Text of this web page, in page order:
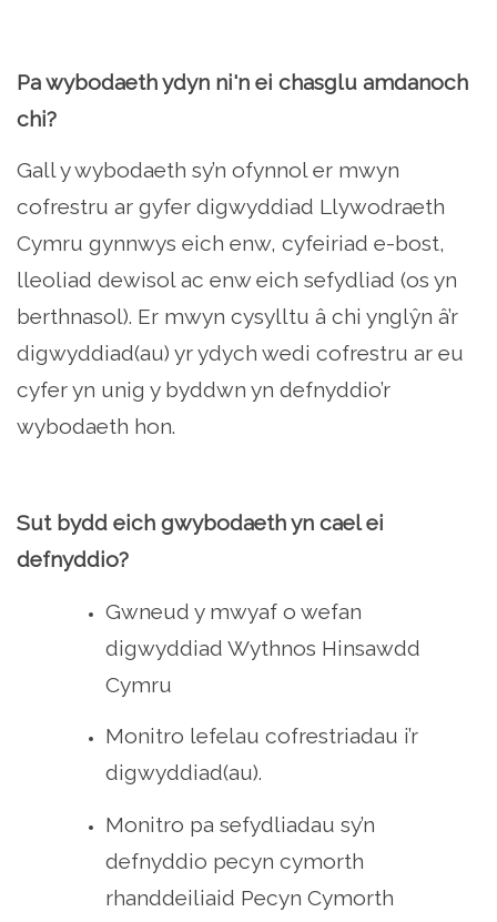
Pa wybodaeth ydyn ni'n ei chasglu amdanoch
chi?
Gall y wybodaeth sy’n ofynnol er mwyn
cofrestru ar gyfer digwyddiad Llywodraeth
Cymru gynnwys eich enw, cyfeiriad e-bost,
lleoliad dewisol ac enw eich sefydliad (os yn
berthnasol). Er mwyn cysylltu â chi ynglŷn â’r
digwyddiad(au) yr ydych wedi cofrestru ar eu
cyfer yn unig y byddwn yn defnyddio’r
wybodaeth hon.
Sut bydd eich gwybodaeth yn cael ei
defnyddio?
Gwneud y mwyaf o wefan
digwyddiad Wythnos Hinsawdd
Cymru
Monitro lefelau cofrestriadau i’r
digwyddiad(au).
Monitro pa sefydliadau sy’n
defnyddio pecyn cymorth
rhanddeiliaid Pecyn Cymorth